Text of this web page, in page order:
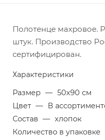
Полотенце махровое.
штук. Производство
сертифицирован.
Характеристики
Размер — 50х90 см
Цвет — В
Состав — хлопок
Количество в упаковке